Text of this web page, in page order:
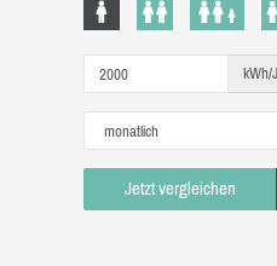
kWh/
Jetzt vergleichen